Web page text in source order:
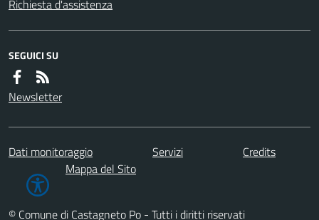
Richiesta d'assistenza
SEGUICI SU
Newsletter
Dati monitoraggio Servizi
Credits
Mappa del Sito
© Comune di Castagneto Po - Tutti i diritti riservati